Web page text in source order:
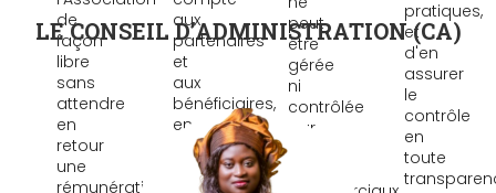
de
façon
libre
sans
attendre
en
retour
une
rémunération
aux
partenaires
et
aux
bénéficiaires,
en
toute
transparence
peut
être
gérée
ni
contrôlée
par
pratiques,
et
d'en
assurer
le
contrôle
en
toute
LE CONSEIL D’ADMINISTRATION (CA)